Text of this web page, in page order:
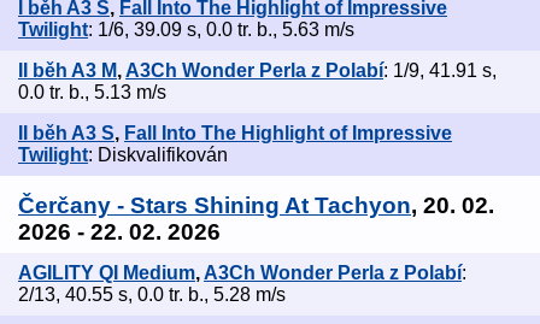
I běh A3 S, Fall Into The Highlight of Impressive
Twilight: 1/6, 39.09 s, 0.0 tr. b., 5.63 m/s
II běh A3 M,A3Ch Wonder Perla z Polabí: 1/9, 41.91 s,
0.0 tr. b., 5.13 m/s
II běh A3 S, Fall Into The Highlight of Impressive
Twilight: Diskvalifikován
Čerčany - Stars Shining At Tachyon, 20. 02.
2026 - 22. 02. 2026
AGILITY QI Medium,A3Ch Wonder Perla z Polabí:
2/13, 40.55 s, 0.0 tr. b., 5.28 m/s